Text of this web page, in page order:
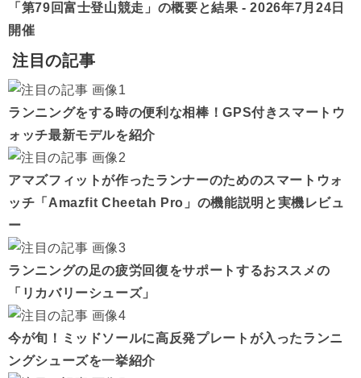
「第79回富士登山競走」の概要と結果 - 2026年7月24日
開催
注目の記事
ランニングをする時の便利な相棒！GPS付きスマートウ
ォッチ最新モデルを紹介
アマズフィットが作ったランナーのためのスマートウォ
ッチ「Amazfit Cheetah Pro」の機能説明と実機レビュ
ー
ランニングの足の疲労回復をサポートするおススメの
「リカバリーシューズ」
今が旬！ミッドソールに高反発プレートが入ったランニ
ングシューズを一挙紹介